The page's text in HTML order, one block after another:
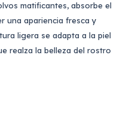
matificantes, absorbe el
una apariencia fresca y
ligera se adapta a la piel
realza la belleza del rostro